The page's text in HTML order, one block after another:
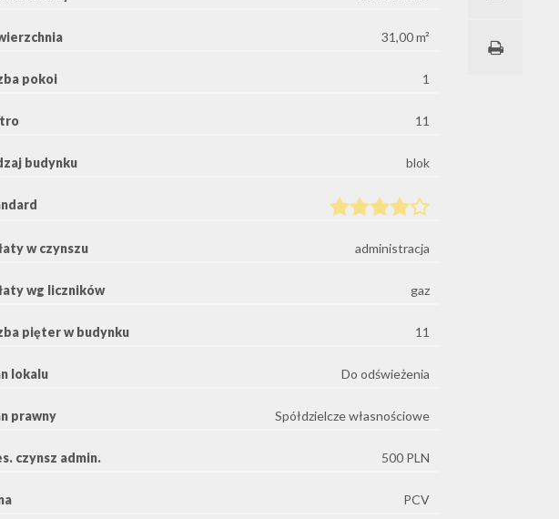
31,00 m²
pokoi 1
11
budynku blok
w czynszu administracja
wg liczników gaz
pięter w budynku 11
lokalu Do odświeżenia
prawny Spółdzielcze własnościowe
czynsz admin. 500 PLN
PCV